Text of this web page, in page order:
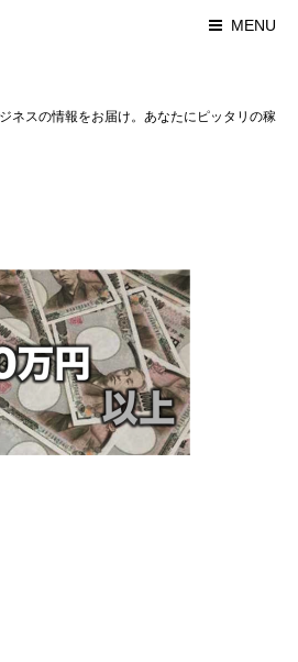
MENU
ネスの情報をお届け。あなたにピッタリの稼